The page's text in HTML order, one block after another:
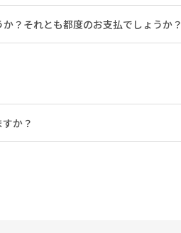
？それとも都度のお支払でしょうか？
か？